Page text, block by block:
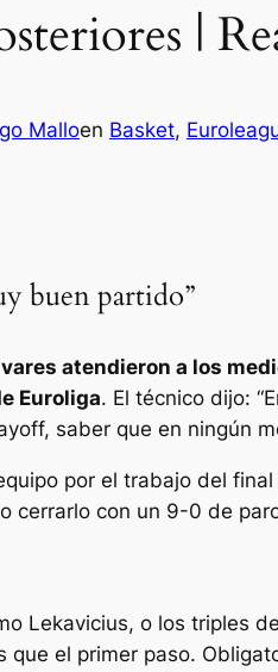
|
Malloen Basket,
buen partido”
atendieron a los
Euroliga. El técnico dijo:
saber que en ningún
por el trabajo del
cerrarlo con un 9-0 de
Lekavicius, o los triples
que el primer paso.